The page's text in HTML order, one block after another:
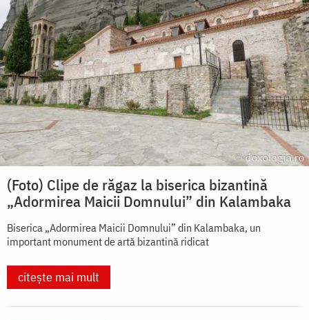
(Foto) Clipe de răgaz la biserica bizantină
„Adormirea Maicii Domnului” din Kalambaka
Biserica „Adormirea Maicii Domnului” din Kalambaka, un
important monument de artă bizantină ridicat
citește mai mult